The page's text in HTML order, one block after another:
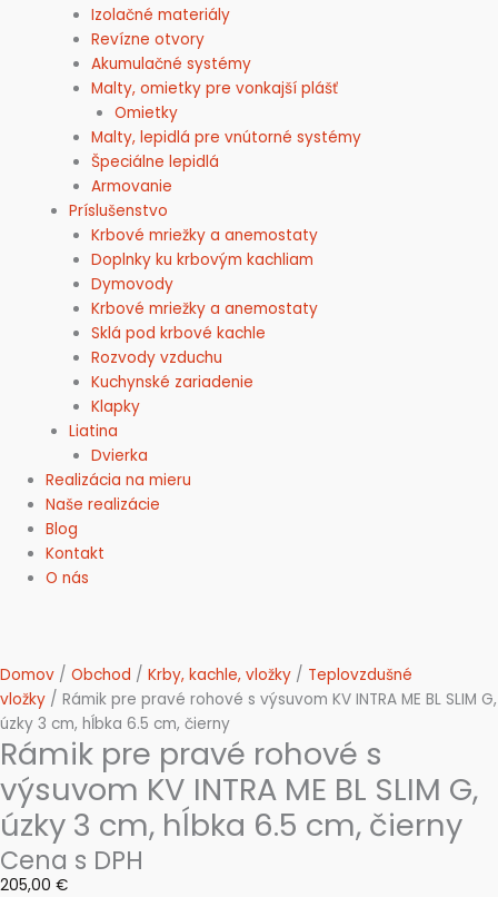
Izolačné materiály
Revízne otvory
Akumulačné systémy
Malty, omietky pre vonkajší plášť
Omietky
Malty, lepidlá pre vnútorné systémy
Špeciálne lepidlá
Armovanie
Príslušenstvo
Krbové mriežky a anemostaty
Doplnky ku krbovým kachliam
Dymovody
Krbové mriežky a anemostaty
Sklá pod krbové kachle
Rozvody vzduchu
Kuchynské zariadenie
Klapky
Liatina
Dvierka
Realizácia na mieru
Naše realizácie
Blog
Kontakt
O nás
Domov / Obchod / Krby, kachle, vložky / Teplovzdušné
vložky / Rámik pre pravé rohové s výsuvom KV INTRA ME BL SLIM G,
úzky 3 cm, hĺbka 6.5 cm, čierny
Rámik pre pravé rohové s
výsuvom KV INTRA ME BL SLIM G,
úzky 3 cm, hĺbka 6.5 cm, čierny
Cena s DPH
205,00 €